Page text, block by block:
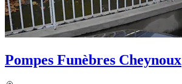
Pompes Funèbres Cheynoux